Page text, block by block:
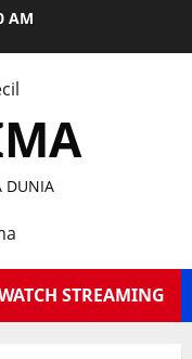
AM
DUNIA
STREAMING